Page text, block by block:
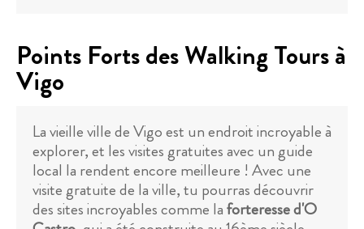
Points Forts des Walking Tours à
Vigo
La vieille ville de Vigo est un endroit incroyable à
explorer, et les visites gratuites avec un guide
local la rendent encore meilleure ! Avec une
visite gratuite de la ville, tu pourras découvrir
des sites incroyables comme laforteresse d'O